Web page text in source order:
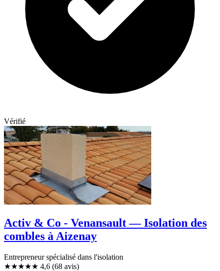
Vérifié
Activ & Co - Venansault — Isolation des
combles à Aizenay
Entrepreneur spécialisé dans l'isolation
★★★★★ 4,6 (68 avis)